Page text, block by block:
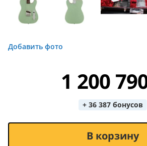
Добавить фото
1 200
+ 36 387 бонусов
В корзину